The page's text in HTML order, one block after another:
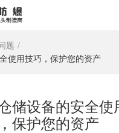
题 /
使用技巧，保护您的资产
储设备的安全使
保护您的资产